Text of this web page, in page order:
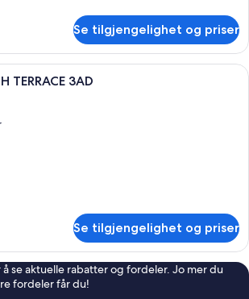
Se tilgjengelighet og priser
Safe på rommet, barnesenger
TERRACE 3AD
Se tilgjengelighet og priser
å se aktuelle rabatter og fordeler. Jo mer du
fordeler får du!